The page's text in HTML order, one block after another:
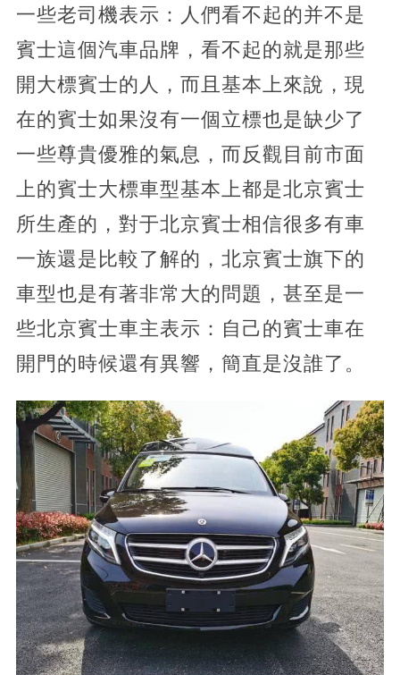
一些老司機表示：人們看不起的并不是
賓士這個汽車品牌，看不起的就是那些
開大標賓士的人，而且基本上來說，現
在的賓士如果沒有一個立標也是缺少了
一些尊貴優雅的氣息，而反觀目前市面
上的賓士大標車型基本上都是北京賓士
所生產的，對于北京賓士相信很多有車
一族還是比較了解的，北京賓士旗下的
車型也是有著非常大的問題，甚至是一
些北京賓士車主表示：自己的賓士車在
開門的時候還有異響，簡直是沒誰了。